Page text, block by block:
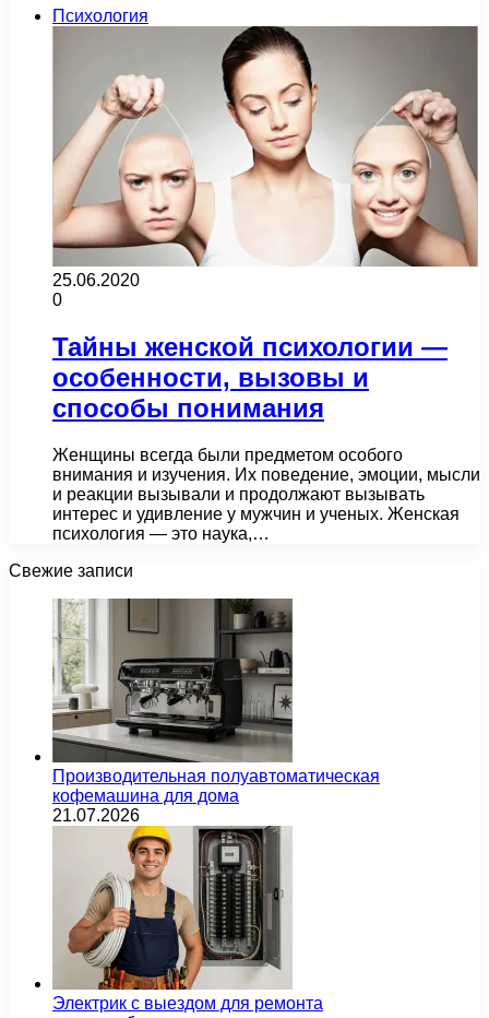
Психология
25.06.2020
0
Тайны женской психологии —
особенности, вызовы и
способы понимания
Женщины всегда были предметом особого
внимания и изучения. Их поведение, эмоции, мысли
и реакции вызывали и продолжают вызывать
интерес и удивление у мужчин и ученых. Женская
психология — это наука,…
Свежие записи
Производительная полуавтоматическая
кофемашина для дома
21.07.2026
Электрик с выездом для ремонта